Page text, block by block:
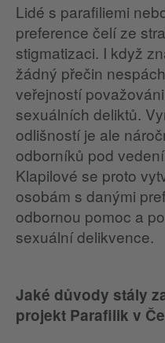
Lidé s parafiliemi
preference čelí ze
stigmatizaci. I když
žádný přečin
veřejností
sexuálních deliktů.
odlišností je ale
odborníků pod
Klapilové se proto
osobám s danými
odbornou pomoc a
sexuální delikvence.
Jaké důvody stály
projekt Parafilik v